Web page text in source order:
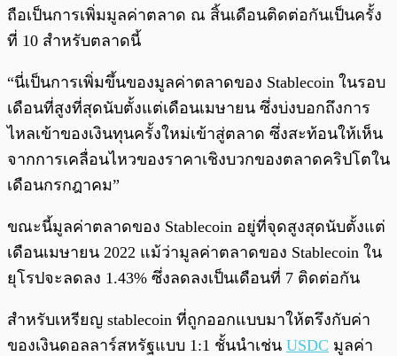
ถือเป็นการเพิ่มมูลค่าตลาด ณ สิ้นเดือนติดต่อกันเป็นครั้ง
ที่ 10 สำหรับตลาดนี้
“นี่เป็นการเพิ่มขึ้นของมูลค่าตลาดของ Stablecoin ในรอบ
เดือนที่สูงที่สุดนับตั้งแต่เดือนเมษายน ซึ่งบ่งบอกถึงการ
ไหลเข้าของเงินทุนครั้งใหม่เข้าสู่ตลาด ซึ่งสะท้อนให้เห็น
จากการเคลื่อนไหวของราคาเชิงบวกของตลาดคริปโตใน
เดือนกรกฎาคม”
ขณะนี้มูลค่าตลาดของ Stablecoin อยู่ที่จุดสูงสุดนับตั้งแต่
เดือนเมษายน 2022 แม้ว่ามูลค่าตลาดของ Stablecoin ใน
ยุโรปจะลดลง 1.43% ซึ่งลดลงเป็นเดือนที่ 7 ติดต่อกัน
สำหรับเหรียญ stablecoin ที่ถูกออกแบบมาให้ตรึงกับค่า
ของเงินดอลลาร์สหรัฐแบบ 1:1 ชั้นนำเช่น USDC มูลค่า